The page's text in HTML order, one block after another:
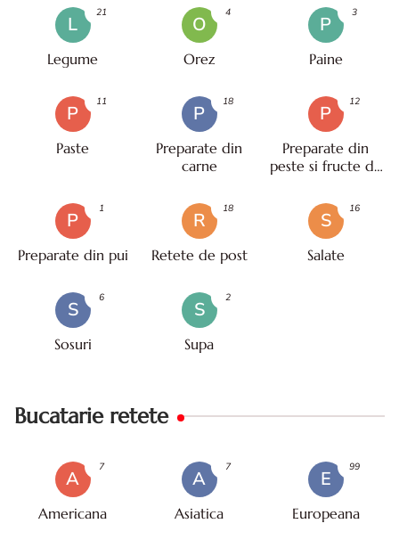
L
Legume
21
O
Orez
4
P
Paine
3
P
Paste
11
P
Preparate din
carne
18
P
Preparate din
peste si fructe de
12
P
Preparate din pui
1
R
Retete de post
18
S
Salate
16
S
Sosuri
6
S
Supa
2
Bucatarie retete
A
Americana
7
A
Asiatica
7
E
Europeana
99